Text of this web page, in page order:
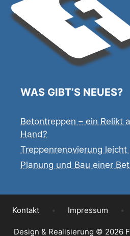
WAS GIBT’S NEUES?
Betontreppen – ein Relikt
Hand?
Treppenrenovierung
Planung und Bau einer
Kontakt • Impressum •
Design & Realisierung © 2026